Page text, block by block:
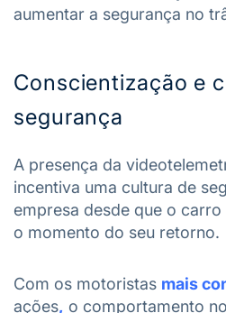
aumentar a segurança no
Conscientização e
segurança
A presença da
incentiva uma cultura de
empresa desde que o
o momento do seu retorno.
Com os motoristas mais
ações, o comportamento